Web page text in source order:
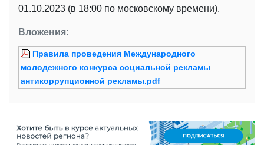
01.10.2023 (в 18:00 по московскому времени).
Вложения:
Правила проведения Международного
молодежного конкурса социальной рекламы
антикоррупционной рекламы.pdf